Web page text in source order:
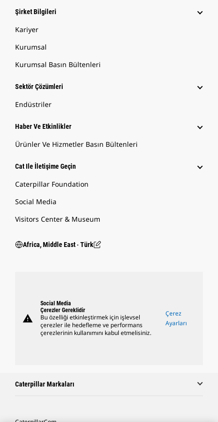
Şirket Bilgileri
Kariyer
Kurumsal
Kurumsal Basın Bültenleri
Sektör Çözümleri
Endüstriler
Haber Ve Etkinlikler
Ürünler Ve Hizmetler Basın Bültenleri
Cat Ile İletişime Geçin
Caterpillar Foundation
Social Media
Visitors Center & Museum
Africa, Middle East ‧ Türk
warning
Social Media
Çerezler Gereklidir
Bu özelliği etkinleştirmek için işlevsel
çerezler ile hedefleme ve performans
çerezlerinin kullanımını kabul etmelisiniz.
Çerez
Ayarları
Caterpillar Markaları